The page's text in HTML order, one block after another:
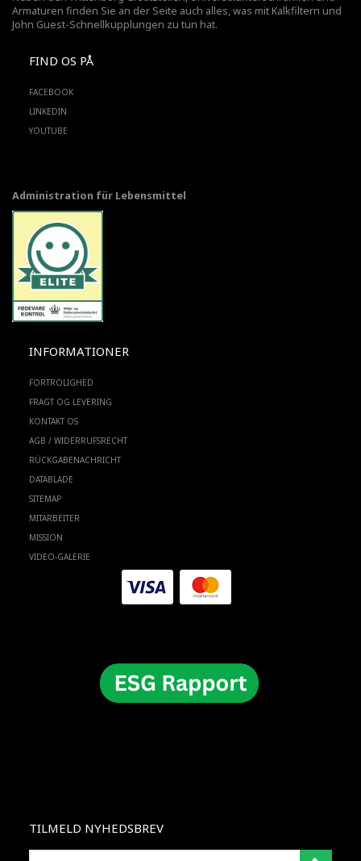
Armaturen finden Sie an der Seite auch alles, was mit Kalkfiltern und
John Guest-Schnellkupplungen zu tun hat.
FIND OS PÅ
FACEBOOK
LINKEDIN
YOUTUBE
Administration für Lebensmittel
INFORMATIONER
FORTROLIGHED
FRAGT OG LEVERING
KONTAKT OS
AGB / WIDERRUFSRECHT
RÜCKGABENACHRICHT
DATABLADE
SITEMAP
MITARBEITER
MISSION
VIDEO-GALERIE
TILMELD NYHEDSBREV